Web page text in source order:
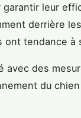
garantir leur
derrière
ont tendance à
des
du